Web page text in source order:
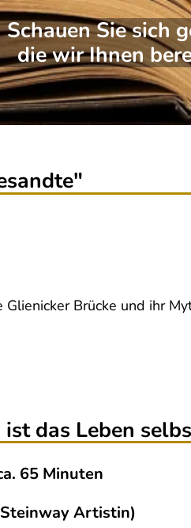
Schauen Sie sich
die wir Ihnen
Glienicker Brücke und ihr
das Leben
65 Minuten
Artistin)